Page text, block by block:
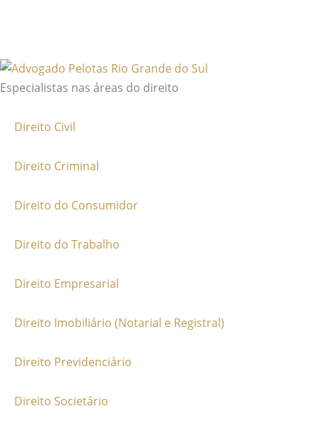
Especialistas nas áreas do direito
Direito Civil
Direito Criminal
Direito do Consumidor
Direito do Trabalho
Direito Empresarial
Direito Imobiliário (Notarial e Registral)
Direito Previdenciário
Direito Societário